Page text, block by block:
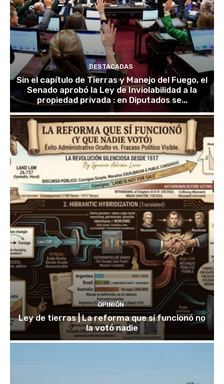
DESTACADAS
Sin el capítulo de Tierras y Manejo del Fuego, el
Senado aprobó la Ley de Inviolabilidad a la
propiedad privada : en Diputados se...
OPINIÓN
Ley de tierras | La reforma que sí funcionó no
la votó nadie